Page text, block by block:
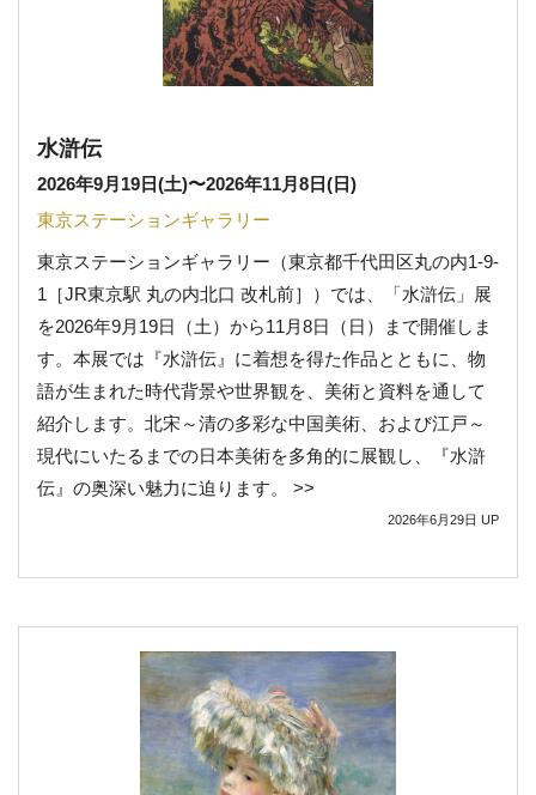
水滸伝
2026年9月19日(土)〜2026年11月8日(日)
東京ステーションギャラリー
東京ステーションギャラリー（東京都千代田区丸の内1-9-
1［JR東京駅 丸の内北口 改札前］）では、「水滸伝」展
を2026年9月19日（土）から11月8日（日）まで開催しま
す。本展では『水滸伝』に着想を得た作品とともに、物
語が生まれた時代背景や世界観を、美術と資料を通して
紹介します。北宋～清の多彩な中国美術、および江戸～
現代にいたるまでの日本美術を多角的に展観し、『水滸
伝』の奥深い魅力に迫ります。 >>
2026年6月29日 UP